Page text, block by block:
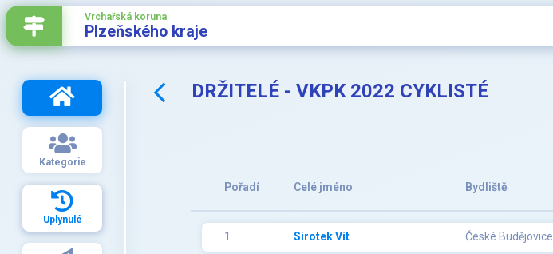
Vrchařská koruna
Plzeňského kraje
Kategorie
Uplynulé
DRŽITELÉ - VKPK 2022 CYKLISTÉ
Pořadí Celé jméno Bydliště
1. Sirotek Vít České Budějovice